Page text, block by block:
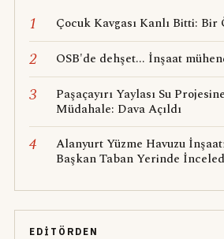
1 Çocuk Kavgası Kanlı Bitti: Bir
2 OSB'de dehşet... İnşaat
3
Paşaçayırı Yaylası Su
Müdahale: Dava Açıldı
4
Alanyurt Yüzme Havuzu
Başkan Taban Yerinde
EDITÖRDEN